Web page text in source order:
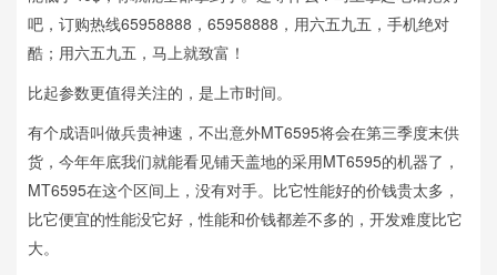
吧，订购热线65958888，65958888，用六五九五，手机绝对
酷；用六五九五，马上就致富！
比起参数更值得关注的，是上市时间。
有个成语叫做兵贵神速，不出意外MT6595将会在第三季度末供
货，今年年底我们就能看见铺天盖地的采用MT6595的机器了，
MT6595在这个区间上，没有对手。比它性能好的价钱贵太多，
比它便宜的性能没它好，性能和价钱都差不多的，开发难度比它
大。